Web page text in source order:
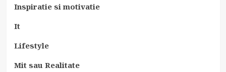
Inspiratie si motivatie
It
Lifestyle
Mit sau Realitate